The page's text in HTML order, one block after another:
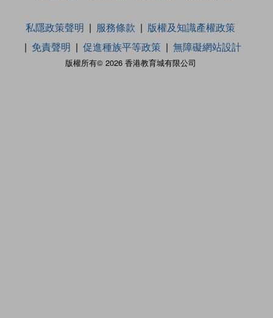
版權所有© 2026 香港教育城有限公司
私隱政策聲明 服務條款
版權及知識產權政策
免責聲明
促進種族平等政策 無障礙網站設計